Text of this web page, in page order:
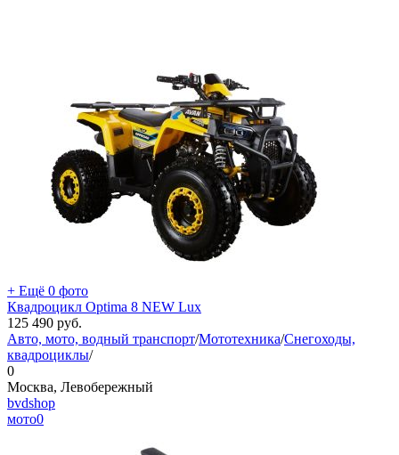
+ Ещё 0 фото
Квадроцикл Optima 8 NEW Lux
125 490 руб.
Авто, мото, водный транспорт/Мототехника/Снегоходы,
квадроциклы/
0
Москва, Левобережный
bvdshop
мото0